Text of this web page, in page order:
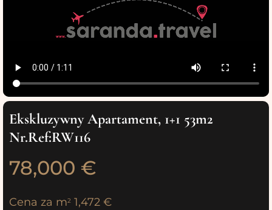
Ekskluzywny Apartament, 1+1 53m2
Nr.Ref:RW116
78,000 €
Cena za m2 1,472 €